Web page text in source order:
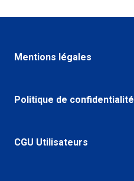
Mentions légales
Politique de confidentialité
CGU Utilisateurs